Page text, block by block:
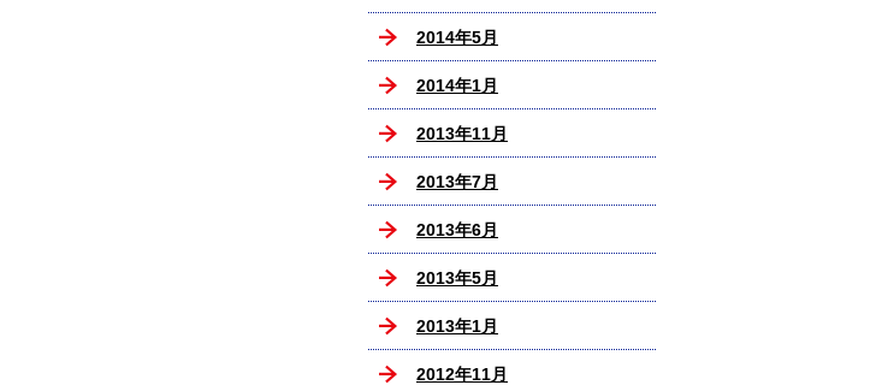
2014年5月
2014年1月
2013年11月
2013年7月
2013年6月
2013年5月
2013年1月
2012年11月